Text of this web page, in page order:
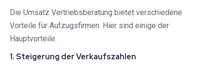
Die Umsatz Vertriebsberatung bietet verschiedene
Vorteile für Aufzugsfirmen. Hier sind einige der
Hauptvorteile:
1. Steigerung der Verkaufszahlen